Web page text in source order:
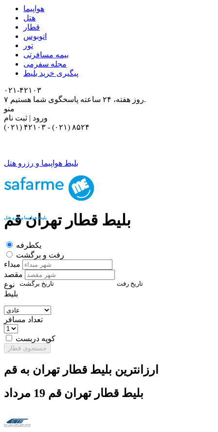
هواپیما
هتل
قطار
اتوبوس
تور
بیمه مسافرتی
مجله سفرمی
پیگیری خرید بلیط
۰۲۱-۴٢١٠٣
۷ روز هفته، ۲۴ ساعته پاسخگوی شما هستیم.
منو
ورود | ثبت نام
- (۰۲۱) ۸۵۲۴
بلیط هواپیما و رزرو هتل
بلیط هواپیما و رزرو هتل
بلیط قطار تهران قم
یکطرفه
رفت و برگشت
مبداء
مقصد
تاریخ رفت تاریخ برگشت
نوع
بلیط
تعداد مسافر
کوپه دربست
جستجوی قطار
ارزانترین بلیط قطار تهران به قم
بلیط قطار تهران قم 19 مرداد